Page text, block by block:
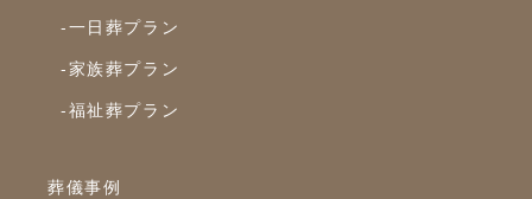
-一日葬プラン
-家族葬プラン
-福祉葬プラン
葬儀事例